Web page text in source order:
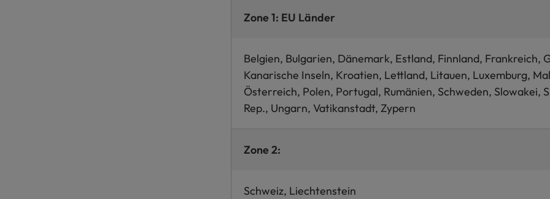
Zone 1: EU Länder
Belgien, Bulgarien, Dänemark, Estland, Finnland, Frankreich,
Kanarische Inseln, Kroatien, Lettland, Litauen, Luxemburg,
Österreich, Polen, Portugal, Rumänien, Schweden, Slowakei,
Rep., Ungarn, Vatikanstadt, Zypern
Zone 2:
Schweiz, Liechtenstein